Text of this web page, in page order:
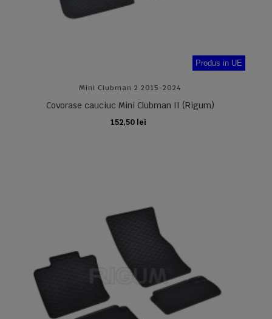
Produs in UE
Mini Clubman 2 2015-2024
Covorase cauciuc Mini Clubman II (Rigum)
152,50 lei
ADAUGA IN COS